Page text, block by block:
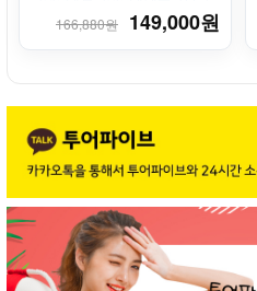
166,880원 149,000원